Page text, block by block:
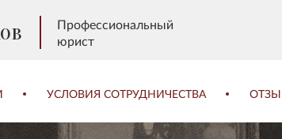
Профессиональный
юрист
УСЛОВИЯ СОТРУДНИЧЕСТВА